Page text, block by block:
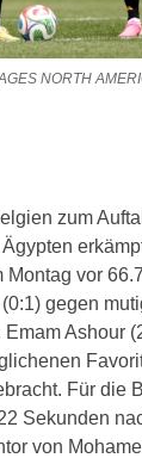
NORTH
zum
Montag vor
gegen
Emam Ashour
Für die
Sekunden
von